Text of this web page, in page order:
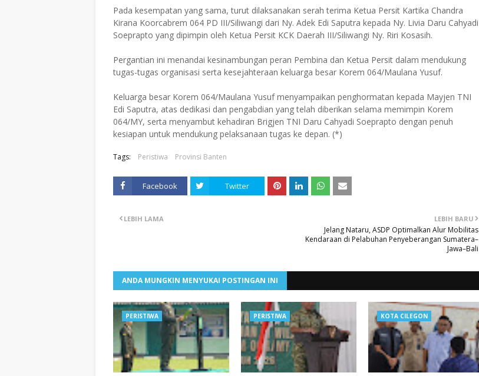
Pada kesempatan yang sama, turut dilaksanakan serah terima Ketua Persit Kartika Chandra
Kirana Koorcabrem 064 PD III/Siliwangi dari Ny. Adek Edi Saputra kepada Ny. Livia Daru Cahyadi
Soeprapto yang dipimpin oleh Ketua Persit KCK Daerah III/Siliwangi Ny. Riri Kosasih.
Pergantian ini menandai kesinambungan peran Pembina dan Ketua Persit dalam mendukung
tugas-tugas organisasi serta kesejahteraan keluarga besar Korem 064/Maulana Yusuf.
Keluarga besar Korem 064/Maulana Yusuf menyampaikan penghormatan kepada Mayjen TNI
Edi Saputra, atas dedikasi dan pengabdian yang telah diberikan selama memimpin Korem
064/MY, serta menyambut kehadiran Brigjen TNI Daru Cahyadi Soeprapto dengan penuh
kesiapan untuk mendukung pelaksanaan tugas ke depan. (*)
Tags: Peristiwa Provinsi Banten
Facebook Twitter
LEBIH BARU
Jelang Nataru, ASDP Optimalkan Alur Mobilitas
Kendaraan di Pelabuhan Penyeberangan Sumatera–
Jawa–Bali
LEBIH LAMA
ANDA MUNGKIN MENYUKAI POSTINGAN INI
PERISTIWA PERISTIWA KOTA CILEGON